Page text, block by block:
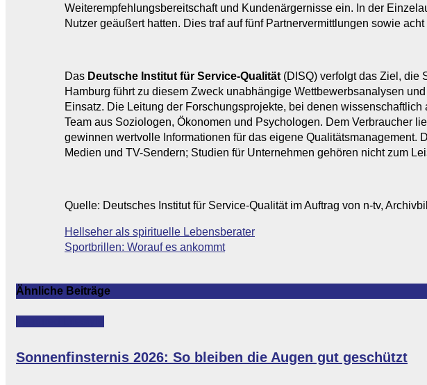
Weiterempfehlungsbereitschaft und Kundenärgernisse ein. In der
Nutzer geäußert hatten. Dies traf auf fünf Partnervermittlungen sowie
Das Deutsche Institut für Service-Qualität (DISQ) verfolgt das Ziel, die
Hamburg führt zu diesem Zweck unabhängige Wettbewerbsanalysen
Einsatz. Die Leitung der Forschungsprojekte, bei denen
Team aus Soziologen, Ökonomen und Psychologen. Dem Verbraucher
gewinnen wertvolle Informationen für das eigene Qualitätsmanagement.
Medien und TV-Sendern; Studien für Unternehmen gehören nicht zum
Quelle: Deutsches Institut für Service-Qualität im Auftrag von n-tv,
Beitragsnavigation
Hellseher als spirituelle Lebensberater
Sportbrillen: Worauf es ankommt
Ähnliche Beiträge
Sonnenfinsternis 2026: So bleiben die Augen gut geschützt